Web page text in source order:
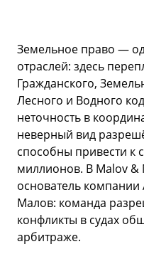
Земельное право —
отраслей: здесь
Гражданского,
Лесного и Водного
неточность в
неверный вид
способны привести к
миллионов. В Malov &
основатель
Малов: команда
конфликты в судах
арбитраже.